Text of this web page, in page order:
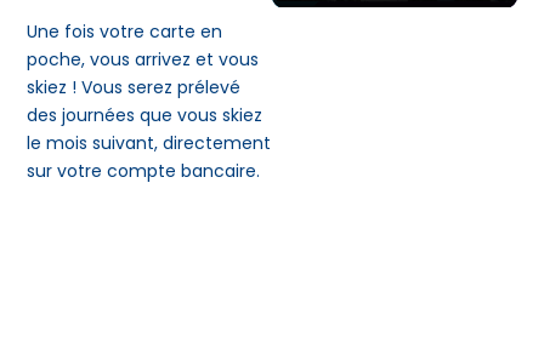
Une fois votre carte en
poche, vous arrivez et vous
skiez ! Vous serez prélevé
des journées que vous skiez
le mois suivant, directement
sur votre compte bancaire.